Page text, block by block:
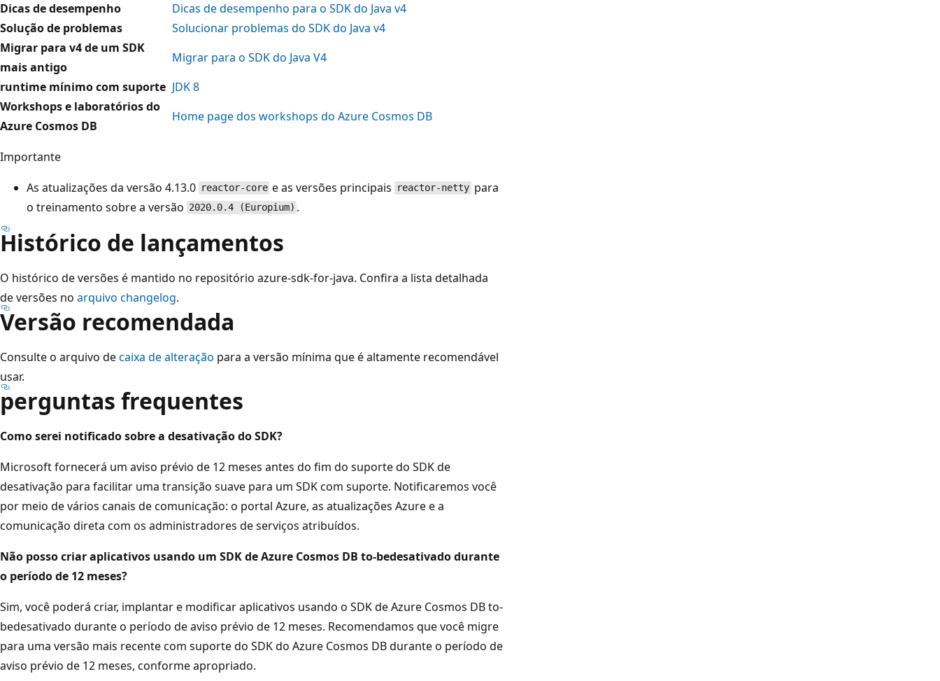
Dicas de desempenho
Dicas de desempenho para o SDK do Java v4
Solução de problemas
Solucionar problemas do SDK do Java v4
Migrar para v4 de um SDK
mais antigo
Migrar para o SDK do Java V4
runtime mínimo com suporte JDK 8
Workshops e laboratórios do
Azure Cosmos DB
Home page dos workshops do Azure Cosmos DB
Importante
As atualizações da versão 4.13.0 reactor-core e as versões principais reactor-netty para
o treinamento sobre a versão 2020.0.4 (Europium) .
Histórico de lançamentos
O histórico de versões é mantido no repositório azure-sdk-for-java. Confira a lista detalhada
de versões no arquivo changelog.
Versão recomendada
Consulte o arquivo decaixa de alteração para a versão mínima que é altamente recomendável
usar.
perguntas frequentes
Como serei notificado sobre a desativação do SDK?
Microsoft fornecerá um aviso prévio de 12 meses antes do fim do suporte do SDK de
desativação para facilitar uma transição suave para um SDK com suporte. Notificaremos você
por meio de vários canais de comunicação: o portal Azure, as atualizações Azure e a
comunicação direta com os administradores de serviços atribuídos.
Não posso criar aplicativos usando um SDK de Azure Cosmos DB to-bedesativado durante
o período de 12 meses?
Sim, você poderá criar, implantar e modificar aplicativos usando o SDK de Azure Cosmos DB to-
bedesativado durante o período de aviso prévio de 12 meses. Recomendamos que você migre
para uma versão mais recente com suporte do SDK do Azure Cosmos DB durante o período de
aviso prévio de 12 meses, conforme apropriado.